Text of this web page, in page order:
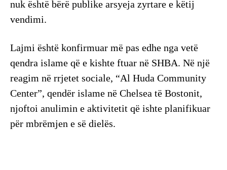
nuk është bërë publike arsyeja zyrtare e këtij
vendimi.
Lajmi është konfirmuar më pas edhe nga vetë
qendra islame që e kishte ftuar në SHBA. Në një
reagim në rrjetet sociale, “Al Huda Community
Center”, qendër islame në Chelsea të Bostonit,
njoftoi anulimin e aktivitetit që ishte planifikuar
për mbrëmjen e së dielës.